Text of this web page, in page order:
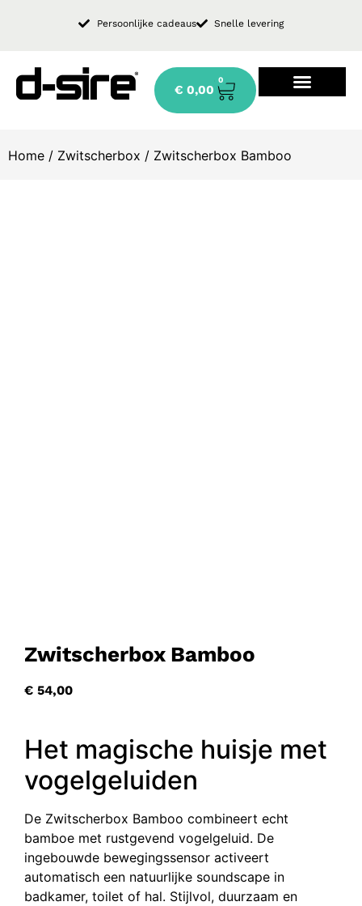
Persoonlijke cadeaus Snelle levering
€ 0,00
0
Home / Zwitscherbox / Zwitscherbox Bamboo
Zwitscherbox Bamboo
€ 54,00
Het magische huisje met
vogelgeluiden
De Zwitscherbox Bamboo combineert echt
bamboe met rustgevend vogelgeluid. De
ingebouwde bewegingssensor activeert
automatisch een natuurlijke soundscape in
badkamer, toilet of hal. Stijlvol, duurzaam en